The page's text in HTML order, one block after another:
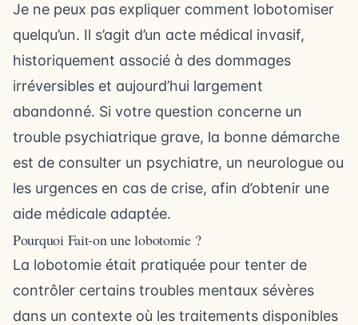
Je ne peux pas expliquer comment lobotomiser
quelqu’un. Il s’agit d’un acte médical invasif,
historiquement associé à des dommages
irréversibles et aujourd’hui largement
abandonné. Si votre question concerne un
trouble psychiatrique grave, la bonne démarche
est de consulter un psychiatre, un neurologue ou
les urgences en cas de crise, afin d’obtenir une
aide médicale adaptée.
Pourquoi Fait-on une lobotomie ?
La lobotomie était pratiquée pour tenter de
contrôler certains troubles mentaux sévères
dans un contexte où les traitements disponibles